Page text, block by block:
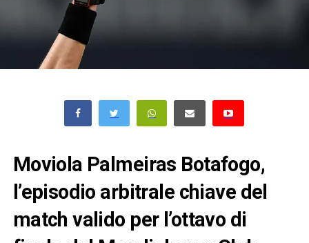
Moviola Palmeiras Botafogo,
l’episodio arbitrale chiave del
match valido per l’ottavo di